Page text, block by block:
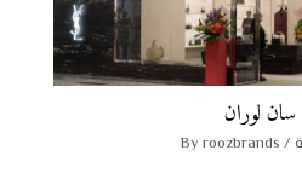
لوران
/ By
roozbrands